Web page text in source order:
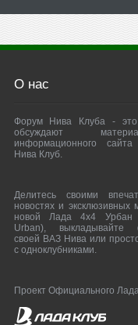
О нас
Форум Нива Клуба - это
обсуждают
информационного
Нива Клуб.
Делитесь своими
новостях и эксклюзивных
новой Лада 4х4 Урбан
Urban), выкладывайте
своей ВАЗ Нива или
с одноклубниками.
Проект Официального